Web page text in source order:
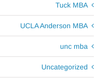
Tuck MBA
UCLA Anderson MBA
unc mba
Uncategorized